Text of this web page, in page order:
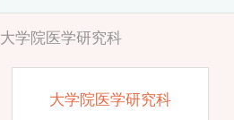
大学院医学研究科
大学院医学研究科